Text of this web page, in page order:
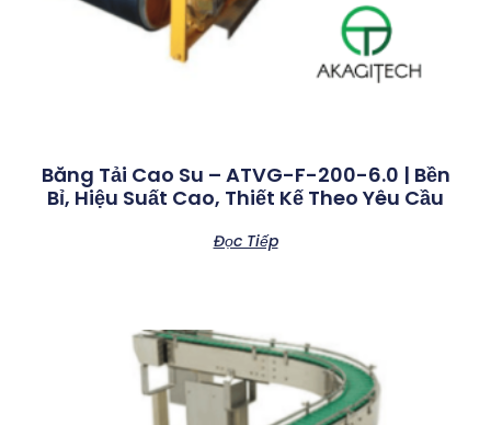
Băng Tải Cao Su – ATVG-F-200-6.0 | Bền
Bỉ, Hiệu Suất Cao, Thiết Kế Theo Yêu Cầu
Đọc Tiếp